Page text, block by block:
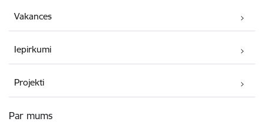
Vakances
Iepirkumi
Projekti
Par mums